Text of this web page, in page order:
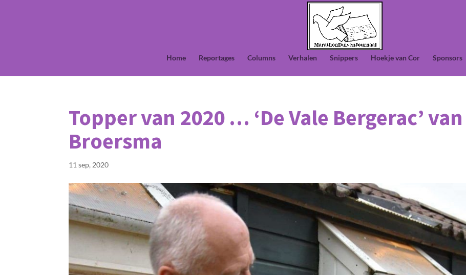
Home Reportages Columns Verhalen Snippers Hoekje van Cor Sponsors
Topper van 2020 … ‘De Vale Bergerac’
Broersma
11 sep, 2020